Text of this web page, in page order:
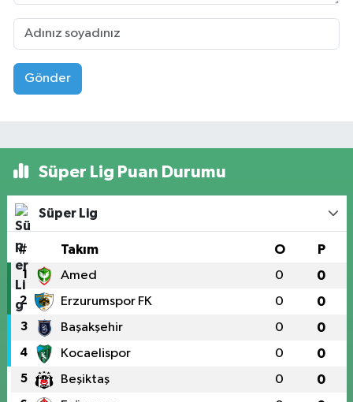
Gönder
Süper Lig Puan Durumu
Süper Lig
# Takım O P
1 Amed 0 0
2 Erzurumspor FK 0 0
3 Başakşehir 0 0
4 Kocaelispor 0 0
5 Beşiktaş 0 0